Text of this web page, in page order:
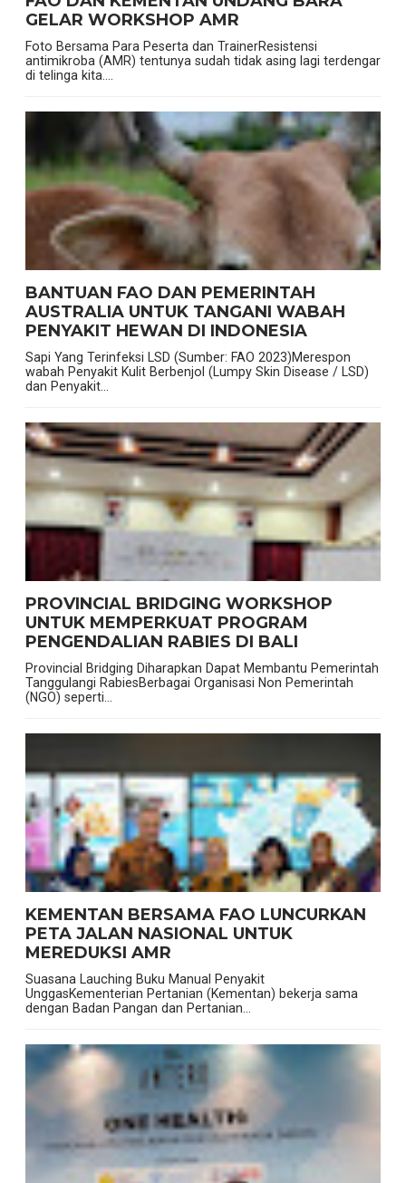
GELAR WORKSHOP AMR
Foto Bersama Para Peserta dan TrainerResistensi
antimikroba (AMR) tentunya sudah tidak asing lagi terdengar
di telinga kita....
BANTUAN FAO DAN PEMERINTAH
AUSTRALIA UNTUK TANGANI WABAH
PENYAKIT HEWAN DI INDONESIA
Sapi Yang Terinfeksi LSD (Sumber: FAO 2023)Merespon
wabah Penyakit Kulit Berbenjol (Lumpy Skin Disease / LSD)
dan Penyakit...
PROVINCIAL BRIDGING WORKSHOP
UNTUK MEMPERKUAT PROGRAM
PENGENDALIAN RABIES DI BALI
Provincial Bridging Diharapkan Dapat Membantu Pemerintah
Tanggulangi RabiesBerbagai Organisasi Non Pemerintah
(NGO) seperti...
KEMENTAN BERSAMA FAO LUNCURKAN
PETA JALAN NASIONAL UNTUK
MEREDUKSI AMR
Suasana Lauching Buku Manual Penyakit
UnggasKementerian Pertanian (Kementan) bekerja sama
dengan Badan Pangan dan Pertanian...